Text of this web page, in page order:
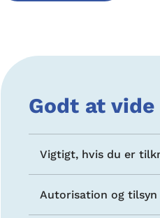
Godt at
Vigtigt, hvis du er
Autorisation og tilsyn